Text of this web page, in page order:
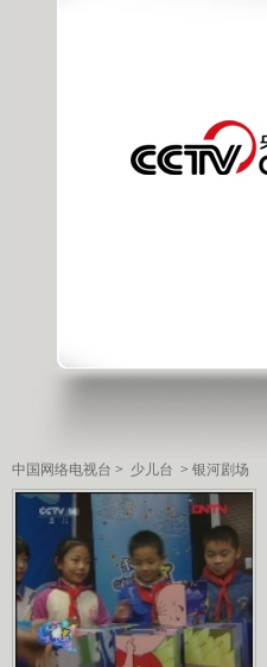
中国网络电视台 > 少儿台 > 银河剧场